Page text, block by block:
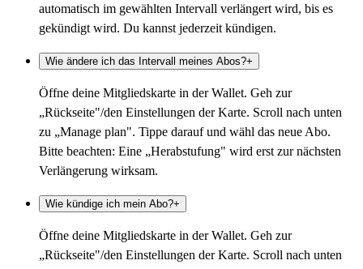
automatisch im gewählten Intervall verlängert wird, bis es
gekündigt wird. Du kannst jederzeit kündigen.
Wie ändere ich das Intervall meines Abos?+
Öffne deine Mitgliedskarte in der Wallet. Geh zur
„Rückseite"/den Einstellungen der Karte. Scroll nach unten
zu „Manage plan". Tippe darauf und wähl das neue Abo.
Bitte beachten: Eine „Herabstufung" wird erst zur nächsten
Verlängerung wirksam.
Wie kündige ich mein Abo?+
Öffne deine Mitgliedskarte in der Wallet. Geh zur
„Rückseite"/den Einstellungen der Karte. Scroll nach unten